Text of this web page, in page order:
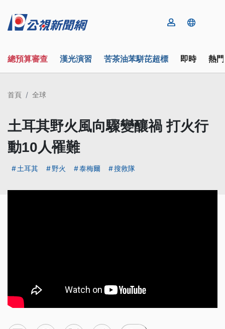
總預算審查 漢光演習 苦茶油苯駢芘超標 即時 熱
首頁 全球
土耳其野火風向驟變釀禍 打火行
動10人罹難
土耳其 野火 泰梅爾 搜救隊